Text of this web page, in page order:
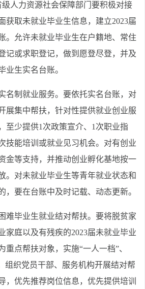
人力资源社会保障部门要积极对接
获取未就业毕业生信息，建立2023届
。允许未就业毕业生在户籍地、常住
记或求职登记，做到愿登尽登，并及
业生实名台账。
名制就业服务。要依托实名台账，对
展集中帮扶，针对性提供就业创业服
至少提供1次政策宣介、1次职业指
技能培训或就业见习机会。对有创业
金等支持，并推动创业孵化基地按一
。对未就业毕业生等青年就业状态和
，要在台账中及时记载、动态更新。
难毕业生就业结对帮扶。要将脱贫家
家庭以及有残疾的2023届未就业毕业
重点帮扶对象，实施“一人一档”、
组织党员干部、服务机构开展结对帮
，优先推荐岗位信息，优先提供培训